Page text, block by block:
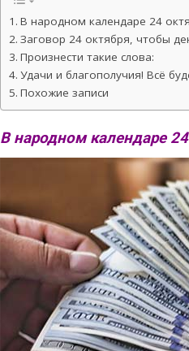
В народном календаре 24
Заговор 24 октября, чтобы
Произнести такие слова:
Удачи и благополучия! Всё
Похожие записи
В народном календаре